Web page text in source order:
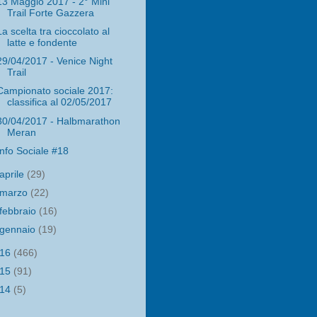
Trail Forte Gazzera
scelta tra cioccolato al
latte e fondente
04/2017 - Venice Night
Trail
sociale 2017:
classifica al 02/05/2017
04/2017 - Halbmarathon
Meran
Sociale #18
aprile (29)
marzo (22)
febbraio (16)
gennaio (19)
(466)
(91)
(5)